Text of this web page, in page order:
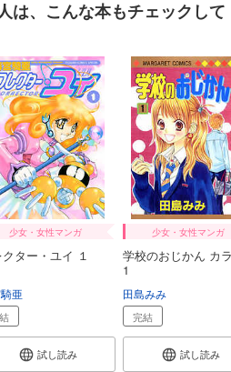
は、こんな本もチェックして
少女・女性マンガ
クター・ユイ １
亜
試し読み
少女・女性マンガ
学校のおじかん カ
1
田島みみ
完結
試し読み